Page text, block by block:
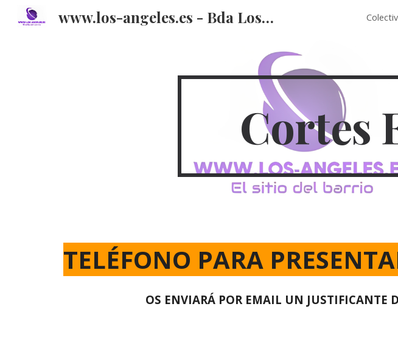
Skip to main content
www.los-angeles.es - Bda Los Ángeles - Córdoba - España
Cortes
TELÉFONO PARA
OS ENVIARÁ POR EMAIL UN JUSTIFICANTE